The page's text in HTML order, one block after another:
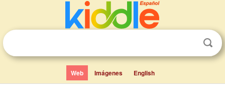
Web Imágenes English